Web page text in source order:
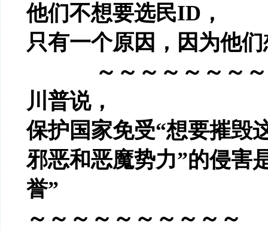
他们不想要选民ID ，
只有一个原因，因为他
～～～～～～～
川普说，
保护国家免受“想要摧毁
邪恶和恶魔势力”的侵害
誉”
～～～～～～～～～～